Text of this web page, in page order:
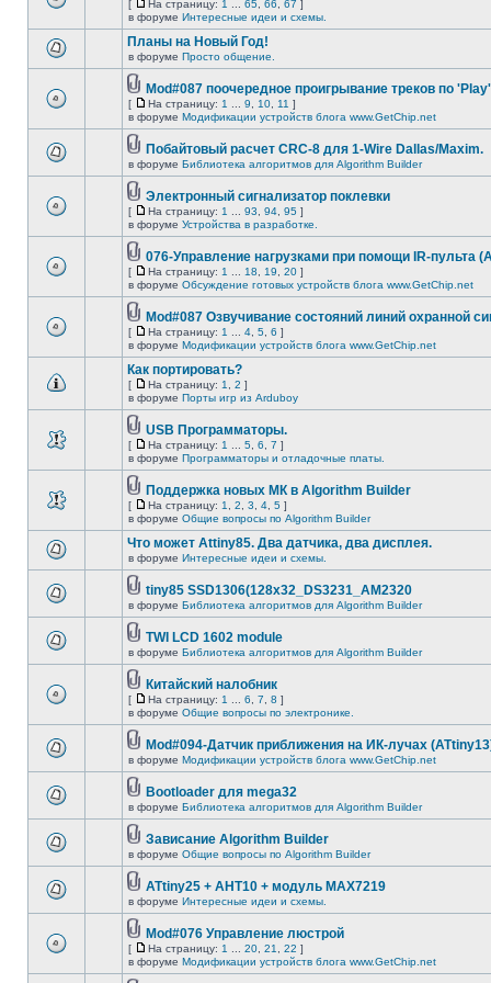
[ На страницу: 1 65 66 67 ]
в форуме Интересные идеи и схемы.
Планы на Новый Год!
в форуме Просто общение.
Mod#087 поочередное проигрывание треков по 'Play'
[ На страницу: 1 9 10 11 ]
в форуме Модификации устройств блога www.GetChip.net
Побайтовый расчет CRC-8 для 1-Wire Dallas/Maxim.
в форуме Библиотека алгоритмов для Algorithm Builder
Электронный сигнализатор поклевки
[ На страницу: 1 93 94 95 ]
в форуме Устройства в разработке.
076-Управление нагрузками при помощи IR-пульта
[ На страницу: 1 18 19 20 ]
в форуме Обсуждение готовых устройств блога www.GetChip.net
Mod#087 Озвучивание состояний линий охранной
[ На страницу: 1 4 5 6 ]
в форуме Модификации устройств блога www.GetChip.net
Как портировать?
[ На страницу: 1 2 ]
в форуме Порты игр из Arduboy
USB Программаторы.
[ На страницу: 1 5 6 7 ]
в форуме Программаторы и отладочные платы.
Поддержка новых МК в Algorithm Builder
[ На страницу: 1 2 3 4 5 ]
в форуме Общие вопросы по Algorithm Builder
Что может Attiny85. Два датчика, два дисплея.
в форуме Интересные идеи и схемы.
tiny85 SSD1306(128x32_DS3231_AM2320
в форуме Библиотека алгоритмов для Algorithm Builder
TWI LCD 1602 module
в форуме Библиотека алгоритмов для Algorithm Builder
Китайский налобник
[ На страницу: 1 6 7 8 ]
в форуме Общие вопросы по электронике.
Mod#094-Датчик приближения на ИК-лучах
в форуме Модификации устройств блога www.GetChip.net
Bootloader для mega32
в форуме Библиотека алгоритмов для Algorithm Builder
Зависание Algorithm Builder
в форуме Общие вопросы по Algorithm Builder
ATtiny25 + AHT10 + модуль MAX7219
в форуме Интересные идеи и схемы.
Mod#076 Управление люстрой
[ На страницу: 1 20 21 22 ]
в форуме Модификации устройств блога www.GetChip.net